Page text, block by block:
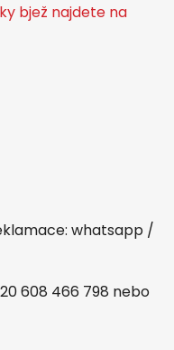
bjež najdete na
whatsapp /
608 466 798 nebo